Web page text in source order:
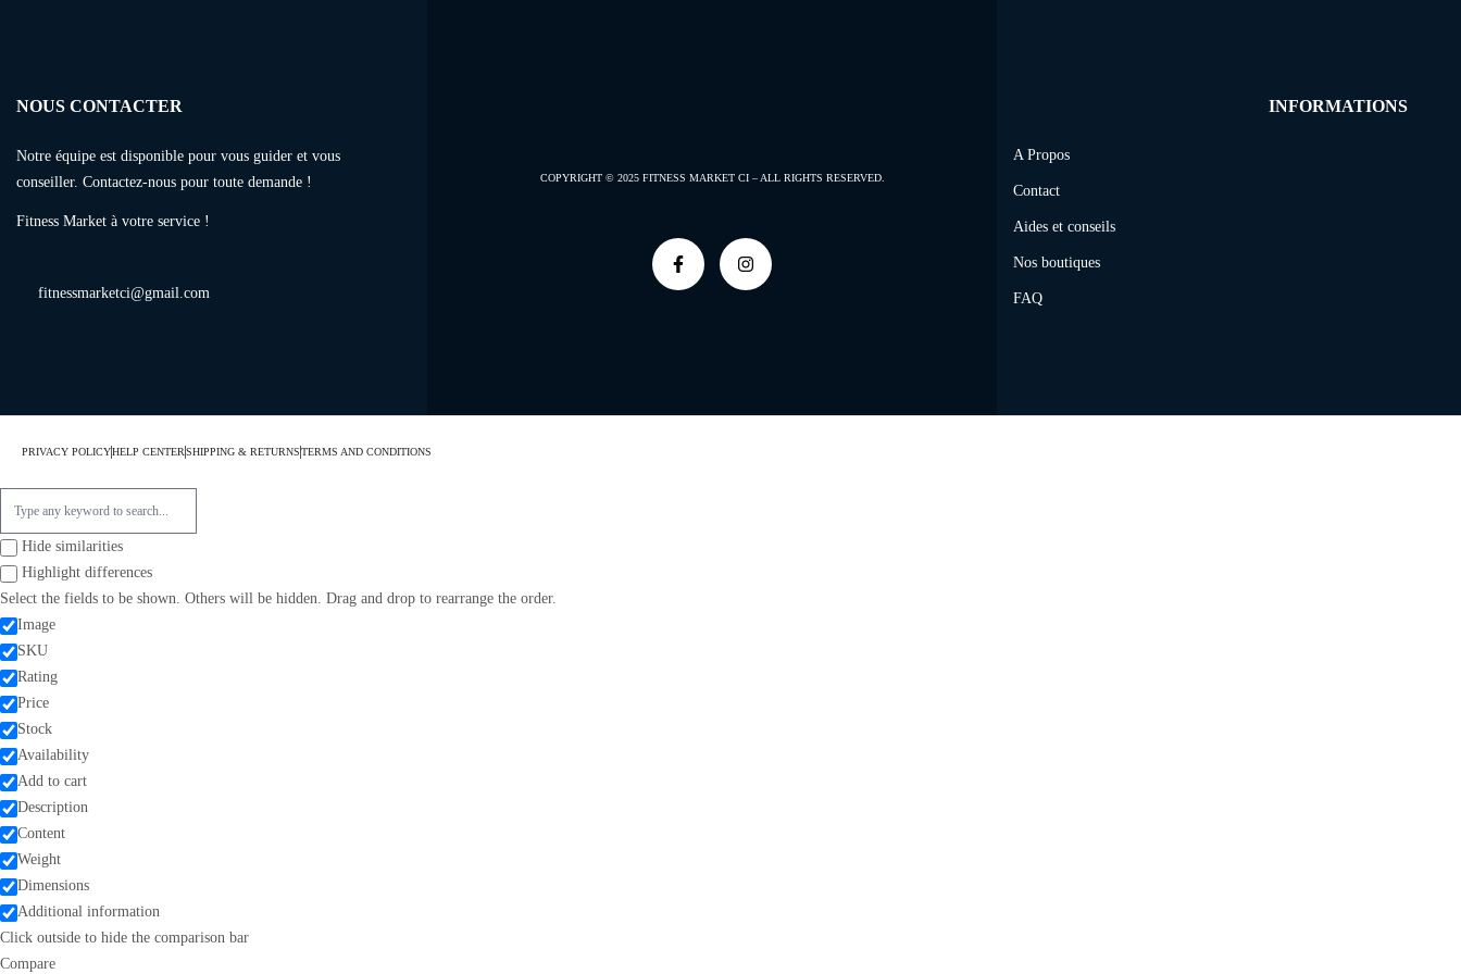
NOUS CONTACTER
Notre équipe est disponible pour vous guider et vous
conseiller. Contactez-nous pour toute demande !
Fitness Market à votre service !
fitnessmarketci@gmail.com
COPYRIGHT © 2025 FITNESS MARKET CI – ALL RIGHTS RESERVED.
INFORMATIONS
A Propos
Contact
Aides et conseils
Nos boutiques
FAQ
PRIVACY POLICYHELP CENTERSHIPPING & RETURNSTERMS AND CONDITIONS
Hide similarities
Highlight differences
Select the fields to be shown. Others will be hidden. Drag and drop to rearrange the order.
Image
SKU
Rating
Price
Stock
Availability
Add to cart
Description
Content
Weight
Dimensions
Additional information
Click outside to hide the comparison bar
Compare